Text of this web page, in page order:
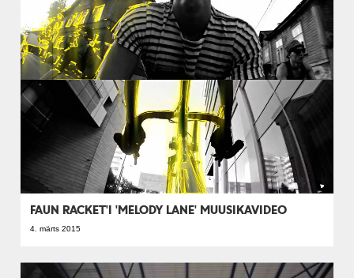
FAUN RACKET'I 'MELODY LANE' MUUSIKAVIDEO
4. märts 2015